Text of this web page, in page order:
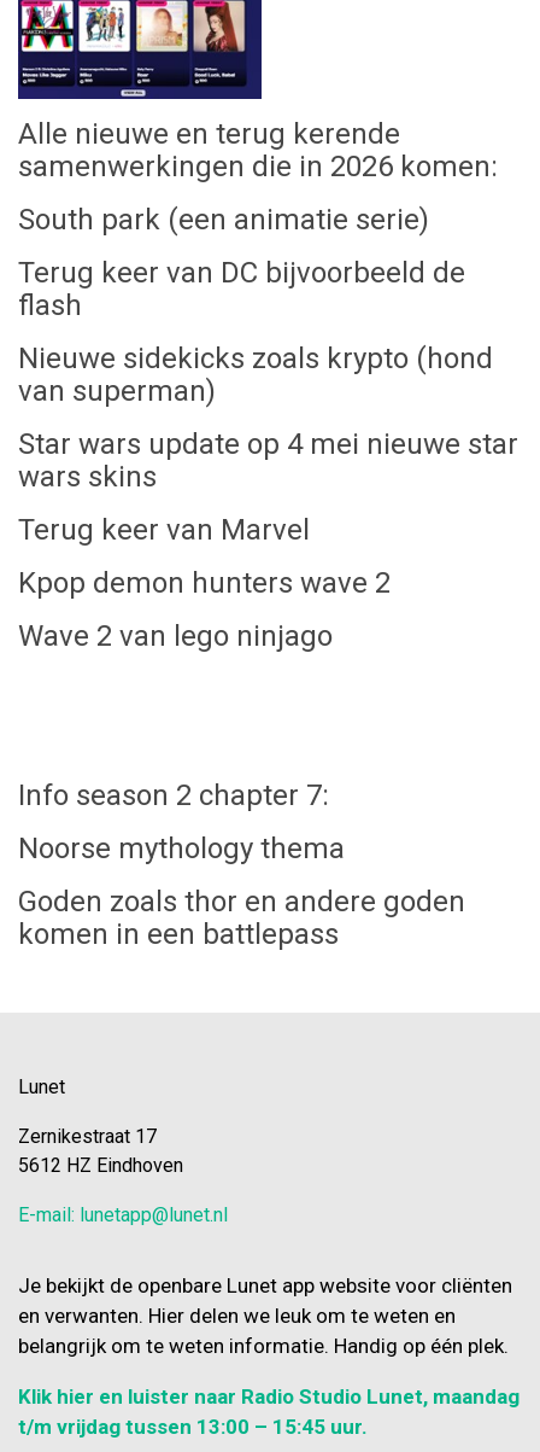
Alle nieuwe en terug kerende
samenwerkingen die in 2026 komen:
South park (een animatie serie)
Terug keer van DC bijvoorbeeld de
flash
Nieuwe sidekicks zoals krypto (hond
van superman)
Star wars update op 4 mei nieuwe star
wars skins
Terug keer van Marvel
Kpop demon hunters wave 2
Wave 2 van lego ninjago
Info season 2 chapter 7:
Noorse mythology thema
Goden zoals thor en andere goden
komen in een battlepass
Lunet
Zernikestraat 17
5612 HZ Eindhoven
E-mail: lunetapp@lunet.nl
Je bekijkt de openbare Lunet app website voor cliënten
en verwanten. Hier delen we leuk om te weten en
belangrijk om te weten informatie. Handig op één plek.
Klik hier en luister naar Radio Studio Lunet, maandag
t/m vrijdag tussen 13:00 – 15:45 uur.